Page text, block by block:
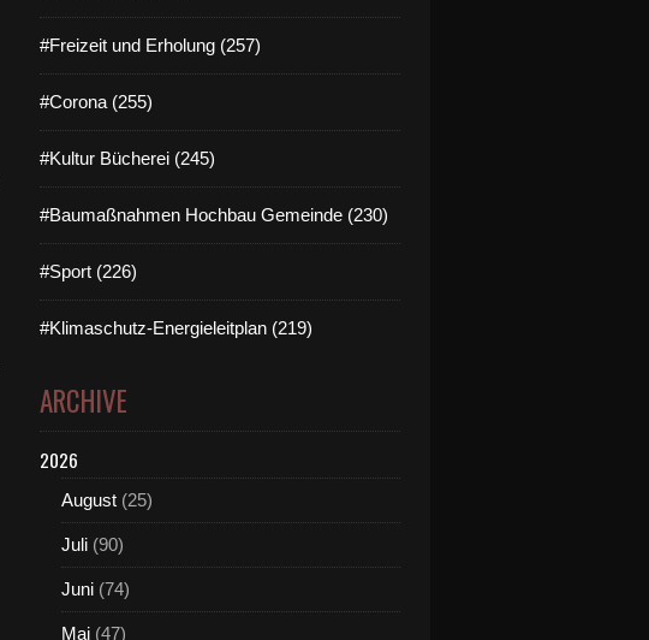
#Freizeit und Erholung (257)
#Corona (255)
#Kultur Bücherei (245)
#Baumaßnahmen Hochbau Gemeinde (230)
#Sport (226)
#Klimaschutz-Energieleitplan (219)
ARCHIVE
2026
August (25)
Juli (90)
Juni (74)
Mai (47)